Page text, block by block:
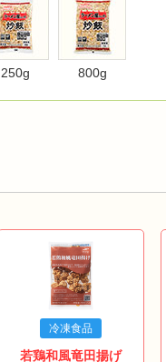
250g 800g
冷凍食品
若鶏和風竜田揚げ